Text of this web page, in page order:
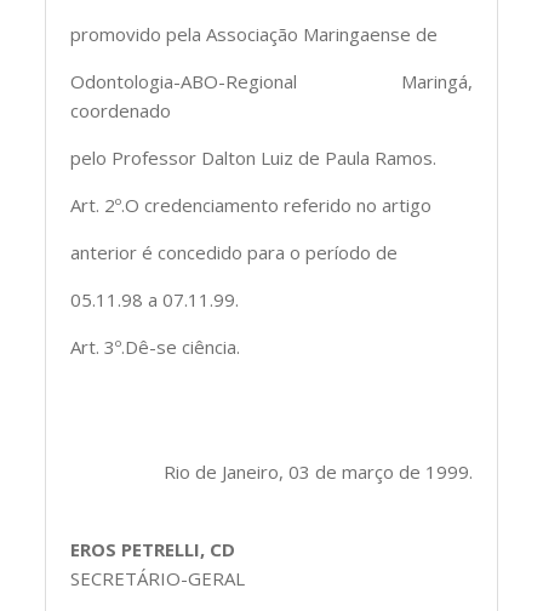
promovido pela Associação Maringaense de
Odontologia-ABO-Regional Maringá,
coordenado
pelo Professor Dalton Luiz de Paula Ramos.
Art. 2º.O credenciamento referido no artigo
anterior é concedido para o período de
05.11.98 a 07.11.99.
Art. 3º.Dê-se ciência.
Rio de Janeiro, 03 de março de 1999.
EROS PETRELLI, CD
SECRETÁRIO-GERAL